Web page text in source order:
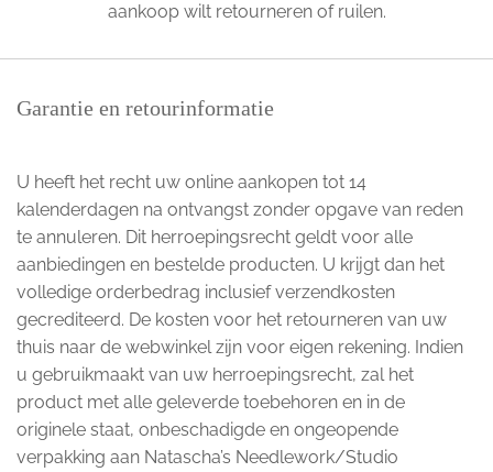
aankoop wilt retourneren of ruilen.
Garantie en retourinformatie
U heeft het recht uw online aankopen tot 14
kalenderdagen na ontvangst zonder opgave van reden
te annuleren. Dit herroepingsrecht geldt voor alle
aanbiedingen en bestelde producten. U krijgt dan het
volledige orderbedrag inclusief verzendkosten
gecrediteerd. De kosten voor het retourneren van uw
thuis naar de webwinkel zijn voor eigen rekening. Indien
u gebruikmaakt van uw herroepingsrecht, zal het
product met alle geleverde toebehoren en in de
originele staat, onbeschadigde en ongeopende
verpakking aan Natascha’s Needlework/Studio